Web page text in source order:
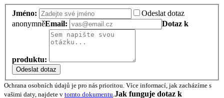
Jméno:
Odeslat dotaz
anonymněEmail: Dotaz k
produktu:
Odeslat dotaz
Ochrana osobních údajů je pro nás prioritou. Více informací, jak zacházíme s
vašimi daty, najdete v tomto dokumentu Jak funguje dotaz k